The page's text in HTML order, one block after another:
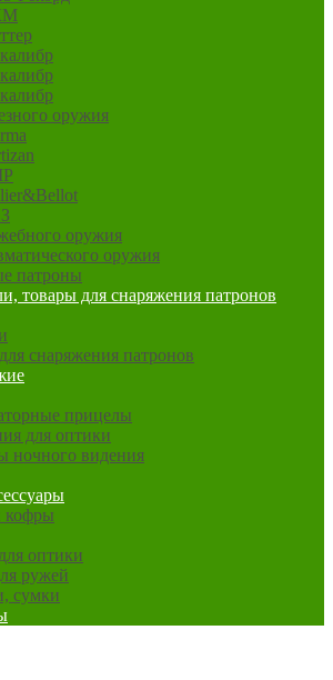
оружия
оружия
оружия
патроны
товары для снаряжения патронов
снаряжения патронов
прицелы
для оптики
ночного видения
кофры
оптики
ружей
сумки